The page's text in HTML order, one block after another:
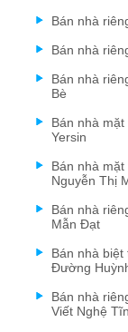
Bán nhà
Bán nhà
Bán nhà
Bè
Bán nhà
Yersin
Bán nhà
Nguyễn Thị
Bán nhà
Mẫn Đạt
Bán nhà biệt
Đường
Bán nhà
Viết Nghệ